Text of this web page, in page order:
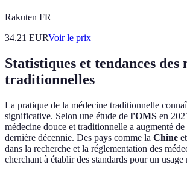
Rakuten FR
34.21 EURVoir le prix
Statistiques et tendances des
traditionnelles
La pratique de la médecine traditionnelle
significative. Selon une étude de l'OMS en
médecine douce et traditionnelle a augmenté
dernière décennie. Des pays comme la Chine et
dans la recherche et la réglementation des
cherchant à établir des standards pour un usage